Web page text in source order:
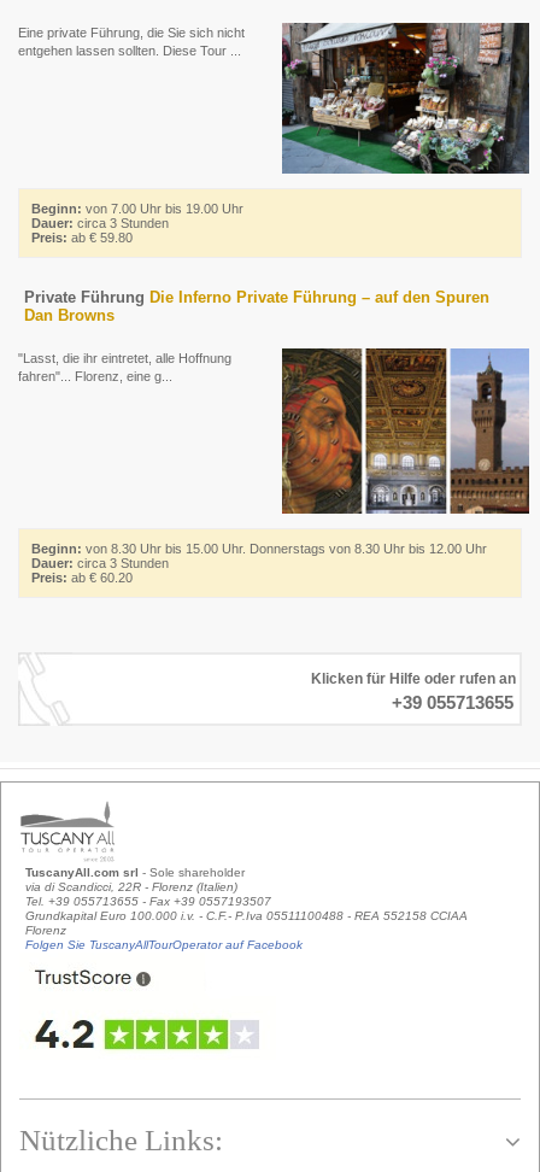
Eine private Führung, die Sie sich nicht
entgehen lassen sollten. Diese Tour ...
Beginn: von 7.00 Uhr bis 19.00 Uhr
Dauer: circa 3 Stunden
Preis: ab € 59.80
Private Führung Die Inferno Private Führung – auf den Spuren
Dan Browns
"Lasst, die ihr eintretet, alle Hoffnung
fahren"... Florenz, eine g...
Beginn: von 8.30 Uhr bis 15.00 Uhr. Donnerstags von 8.30 Uhr bis 12.00 Uhr
Dauer: circa 3 Stunden
Preis: ab € 60.20
Klicken für Hilfe oder rufen an
+39 055713655
TuscanyAll.com srl - Sole shareholder
via di Scandicci, 22R - Florenz (Italien)
Tel. +39 055713655 - Fax +39 0557193507
Grundkapital Euro 100.000 i.v. - C.F.- P.Iva 05511100488 - REA 552158 CCIAA
Florenz
Folgen Sie TuscanyAllTourOperator auf Facebook
Nützliche Links: